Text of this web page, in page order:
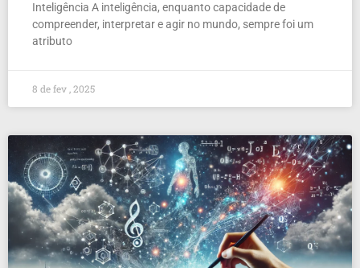
Inteligência A inteligência, enquanto capacidade de
compreender, interpretar e agir no mundo, sempre foi um
atributo
8 de fev , 2025